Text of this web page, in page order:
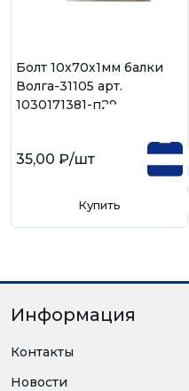
Болт 10х70х1мм балки
Волга-31105 арт.
1030171381-п29
35,00 ₽/шт
Купить
Информация
Контакты
Новости